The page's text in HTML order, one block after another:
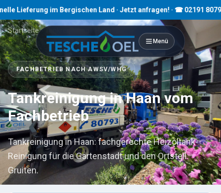
im Bergischen Land · Jetzt anfragen! · ☎ 02191 80793
Menü
Startseite › Haan
FACHBETRIEB NACH AWSV/WHG
Tankreinigung in Haan vom
Fachbetrieb
Tankreinigung in Haan: fachgerechte Heizöltank-
Reinigung für die Gartenstadt und den Ortsteil
Gruiten.